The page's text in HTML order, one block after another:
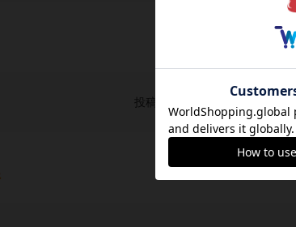
投稿を募集しています